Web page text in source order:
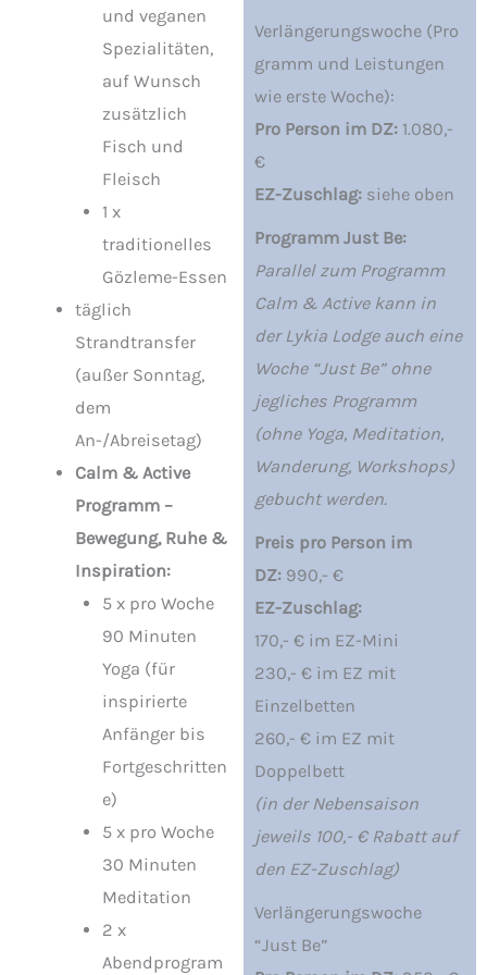
und veganen
Spezialitäten,
auf Wunsch
zusätzlich
Fisch und
Fleisch
1 x
traditionelles
Gözleme-Essen
täglich
Strandtransfer
(außer Sonntag,
dem
An-/Abreisetag)
Calm & Active
Programm –
Bewegung, Ruhe &
Inspiration:
5 x pro Woche
90 Minuten
Yoga (für
inspirierte
Anfänger bis
Fortgeschritten
e)
5 x pro Woche
30 Minuten
Meditation
2 x
Abendprogram
Verlängerungswoche (Pro
gramm und Leistungen
wie erste Woche):
Pro Person im DZ: 1.080,-
€
EZ-Zuschlag: siehe oben
Programm Just Be:
Parallel zum Programm
Calm & Active kann in
der Lykia Lodge auch eine
Woche “Just Be” ohne
jegliches Programm
(ohne Yoga, Meditation,
Wanderung, Workshops)
gebucht werden.
Preis pro Person im
DZ: 990,- €
EZ-Zuschlag:
170,- € im EZ-Mini
230,- € im EZ mit
Einzelbetten
260,- € im EZ mit
Doppelbett
(in der Nebensaison
jeweils 100,- € Rabatt auf
den EZ-Zuschlag)
Verlängerungswoche
“Just Be”